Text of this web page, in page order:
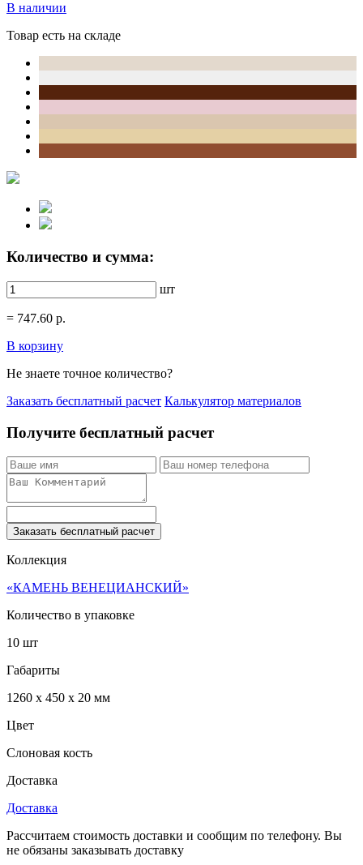
В наличии
Товар есть на складе
Количество и сумма:
шт
= 747.60 р.
В корзину
Не знаете точное количество?
Заказать бесплатный расчет Калькулятор материалов
Получите бесплатный расчет
Заказать бесплатный расчет
Коллекция
«КАМЕНЬ ВЕНЕЦИАНСКИЙ»
Количество в упаковке
10 шт
Габариты
1260 x 450 x 20 мм
Цвет
Слоновая кость
Доставка
Доставка
Рассчитаем стоимость доставки и сообщим по телефону. Вы
не обязаны заказывать доставку